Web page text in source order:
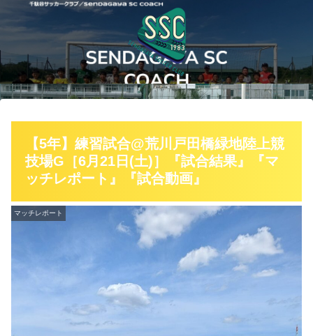
【5年】練習試合@荒川戸田橋緑地陸上競
技場G［6月21日(土)］『試合結果』『マ
ッチレポート』『試合動画』
マッチレポート